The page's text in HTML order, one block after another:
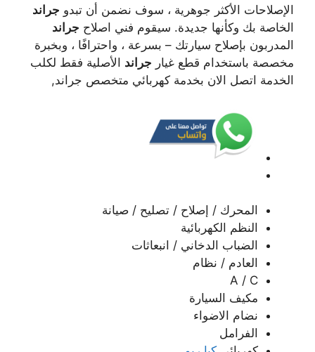
الإصلاحات الأكثر جوهرية ، سوف نضمن أن تبدو جراند
الخاصة بك وكأنها جديدة. سيقوم فني اصلاح جراند
المدربون بإصلاح سيارتك – بسرعة ، واحترافًا ، وبخبرة
مخصصة باستخدام قطع غيار جراند الأصلية فقط لكلب
الخدمة اتصل الان بخدمة كهربائي متخصص جراند,
المحرك / إصلاح / تصليح / صيانة
النظم الكهربائية
الضباب الدخاني / انبعاثات
العادم / نظام
A / C
مكيف السيارة
نضام الاضواء
الفرامل